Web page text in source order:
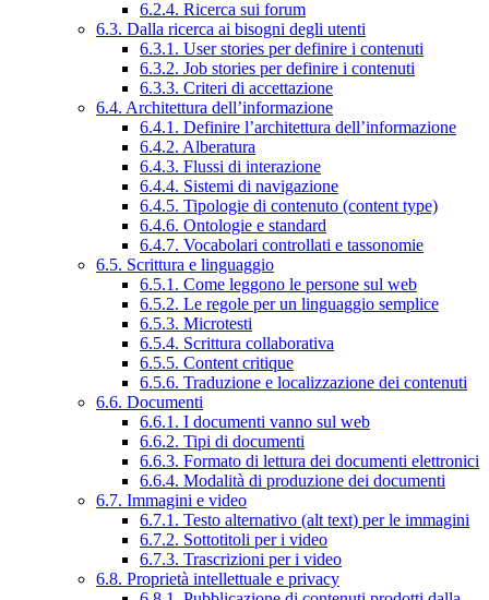
6.2.4. Ricerca sui forum
6.3. Dalla ricerca ai bisogni degli utenti
6.3.1. User stories per definire i contenuti
6.3.2. Job stories per definire i contenuti
6.3.3. Criteri di accettazione
6.4. Architettura dell’informazione
6.4.1. Definire l’architettura dell’informazione
6.4.2. Alberatura
6.4.3. Flussi di interazione
6.4.4. Sistemi di navigazione
6.4.5. Tipologie di contenuto (content type)
6.4.6. Ontologie e standard
6.4.7. Vocabolari controllati e tassonomie
6.5. Scrittura e linguaggio
6.5.1. Come leggono le persone sul web
6.5.2. Le regole per un linguaggio semplice
6.5.3. Microtesti
6.5.4. Scrittura collaborativa
6.5.5. Content critique
6.5.6. Traduzione e localizzazione dei contenuti
6.6. Documenti
6.6.1. I documenti vanno sul web
6.6.2. Tipi di documenti
6.6.3. Formato di lettura dei documenti elettronici
6.6.4. Modalità di produzione dei documenti
6.7. Immagini e video
6.7.1. Testo alternativo (alt text) per le immagini
6.7.2. Sottotitoli per i video
6.7.3. Trascrizioni per i video
6.8. Proprietà intellettuale e privacy